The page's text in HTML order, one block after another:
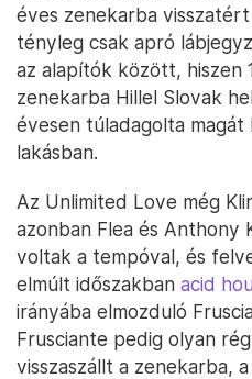
éves zenekarba
tényleg csak apró
az alapítók között, hiszen
zenekarba Hillel Slovak
évesen túladagolta
lakásban.
Az Unlimited Love még
azonban Flea és Anthony
voltak a tempóval, és
elmúlt időszakban acid
irányába elmozduló
Frusciante pedig olyan
visszaszállt a zenekarba,